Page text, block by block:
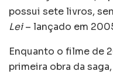
possui sete livros,
Lei– lançado em
Enquanto o filme de
primeira obra da